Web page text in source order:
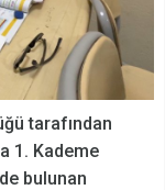
tarafından
1. Kademe
bulunan